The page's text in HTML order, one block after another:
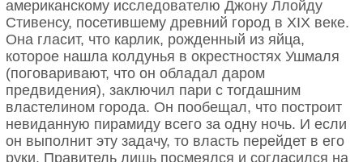
американскому исследователю Джону Ллойду
Стивенсу, посетившему древний город в XIX веке.
Она гласит, что карлик, рожденный из яйца,
которое нашла колдунья в окрестностях Ушмаля
(поговаривают, что он обладал даром
предвидения), заключил пари с тогдашним
властелином города. Он пообещал, что построит
невиданную пирамиду всего за одну ночь. И если
он выполнит эту задачу, то власть перейдет в его
руки. Правитель лишь посмеялся и согласился на